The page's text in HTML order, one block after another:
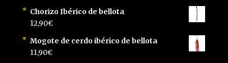
Chorizo Ibérico de bellota
12,90€
Mogote de cerdo ibérico de bellota
11,90€